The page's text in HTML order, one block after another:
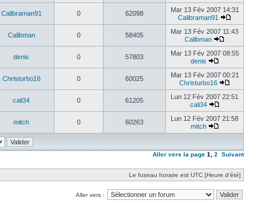
Calibraman91 0 62098
Mar 13 Fév 2007 14:31
Calibraman91
Calibman 0 58405
Mar 13 Fév 2007 11:43
Calibman
denis 0 57803
Mar 13 Fév 2007 08:55
denis
Christurbo16 0 60025
Mar 13 Fév 2007 00:21
Christurbo16
cali34 0 61205
Lun 12 Fév 2007 22:51
cali34
mitch 0 60263
Lun 12 Fév 2007 21:58
mitch
Aller vers la page 1 2 Suivant
Le fuseau horaire est UTC [Heure d’été]
Aller vers :